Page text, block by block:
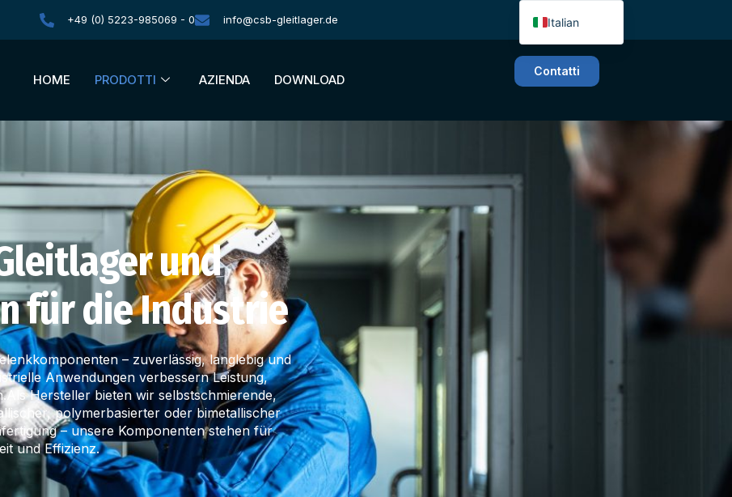
+49 (0) 5223-985069 - 0 info@csb-gleitlager.de
HOME PRODOTTI AZIENDA DOWNLOAD
Contatti
und
für die Industrie
– zuverlässig, langlebig und
Anwendungen verbessern Leistung,
Hersteller bieten wir selbstschmierende,
polymerbasierter oder bimetallischer
– unsere Komponenten stehen für
und Effizienz.
Italian
German
Hungarian
Slovenian
Polish
Czech